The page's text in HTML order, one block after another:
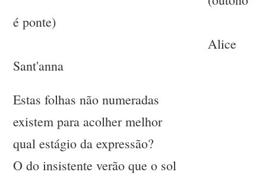
é ponte)
Alice
Sant'anna
Estas folhas não numeradas
existem para acolher melhor
qual estágio da expressão?
O do insistente verão que o sol